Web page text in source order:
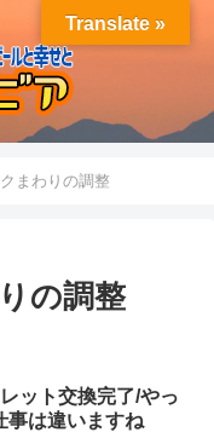
まわりの調整
の調整
ット交換完了/やっ
事は違いますね
Translate »